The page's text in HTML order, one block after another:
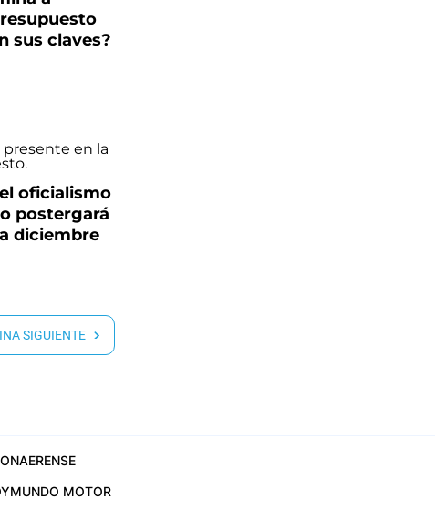
sus claves?
oficialismo
postergará
diciembre
SIGUIENTE
MUNDO MOTOR